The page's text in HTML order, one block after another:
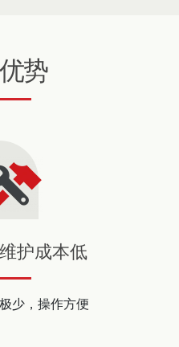
势
护成本低
少，操作方便